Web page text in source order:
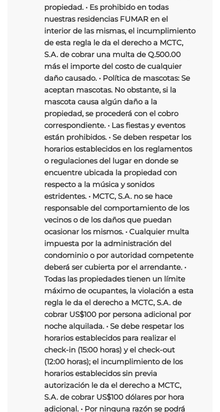
propiedad. • Es prohibido en todas
nuestras residencias FUMAR en el
interior de las mismas, el incumplimiento
de esta regla le da el derecho a MCTC,
S.A. de cobrar una multa de Q.500.00
más el importe del costo de cualquier
daño causado. • Política de mascotas: Se
aceptan mascotas. No obstante, si la
mascota causa algún daño a la
propiedad, se procederá con el cobro
correspondiente. • Las fiestas y eventos
están prohibidos. • Se deben respetar los
horarios establecidos en los reglamentos
o regulaciones del lugar en donde se
encuentre ubicada la propiedad con
respecto a la música y sonidos
estridentes. • MCTC, S.A. no se hace
responsable del comportamiento de los
vecinos o de los daños que puedan
ocasionar los mismos. • Cualquier multa
impuesta por la administración del
condominio o por autoridad competente
deberá ser cubierta por el arrendante. •
Todas las propiedades tienen un límite
máximo de ocupantes, la violación a esta
regla le da el derecho a MCTC, S.A. de
cobrar US$100 por persona adicional por
noche alquilada. • Se debe respetar los
horarios establecidos para realizar el
check-in (15:00 horas) y el check-out
(12:00 horas); el incumplimiento de los
horarios establecidos sin previa
autorización le da el derecho a MCTC,
S.A. de cobrar US$100 dólares por hora
adicional. • Por ninguna razón se podrá